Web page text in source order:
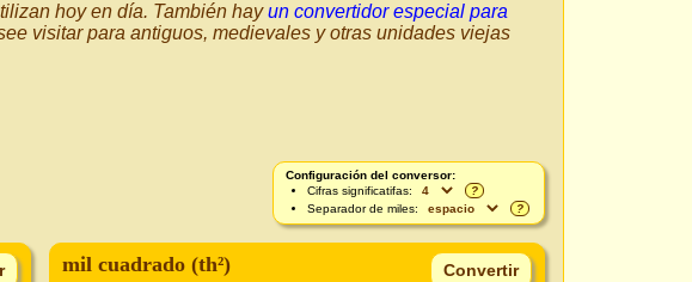
hoy en día. También hayun convertidor especial para
visitar para antiguos, medievales y otras unidades viejas
Configuración del conversor:
Cifras significatifas:
?
Separador de miles:
?
mil cuadrado (th²)